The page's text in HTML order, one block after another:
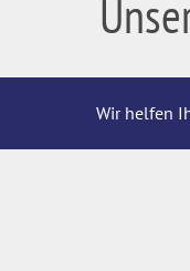
Wir helfen